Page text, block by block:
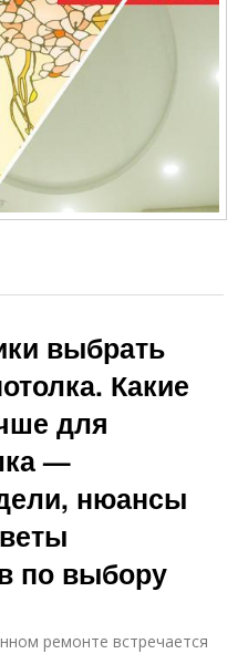
выбрать
Какие
для
—
нюансы
по выбору
ремонте встречается